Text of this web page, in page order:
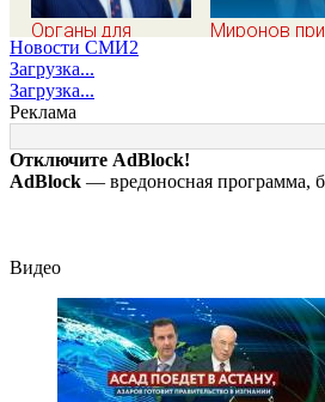
Органы для
пересадки «черные
трансплантологи»
извлекали у еще
живых пациентов
Миронов
партии
Новости СМИ2
Загрузка...
Загрузка...
Реклама
Отключите AdBlock!
AdBlock — вредоносная программа,
Видео